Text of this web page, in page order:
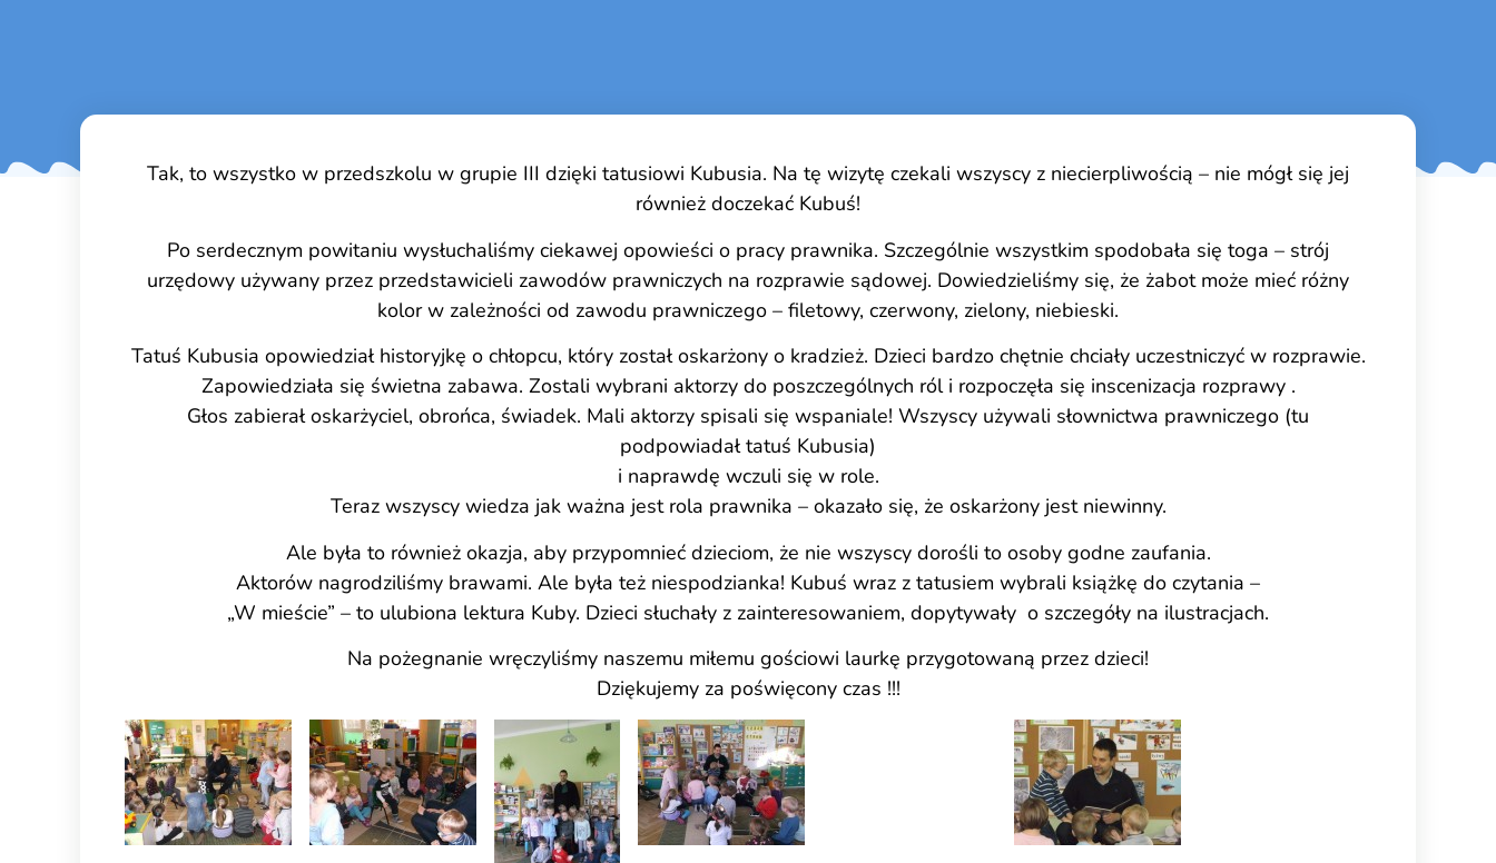
Tak, to wszystko w przedszkolu w grupie III dzięki tatusiowi Kubusia. Na tę wizytę czekali wszyscy z niecierpliwością – nie mógł się jej
również doczekać Kubuś!
Po serdecznym powitaniu wysłuchaliśmy ciekawej opowieści o pracy prawnika. Szczególnie wszystkim spodobała się toga – strój
urzędowy używany przez przedstawicieli zawodów prawniczych na rozprawie sądowej. Dowiedzieliśmy się, że żabot może mieć różny
kolor w zależności od zawodu prawniczego – filetowy, czerwony, zielony, niebieski.
Tatuś Kubusia opowiedział historyjkę o chłopcu, który został oskarżony o kradzież. Dzieci bardzo chętnie chciały uczestniczyć w rozprawie.
Zapowiedziała się świetna zabawa. Zostali wybrani aktorzy do poszczególnych ról i rozpoczęła się inscenizacja rozprawy .
Głos zabierał oskarżyciel, obrońca, świadek. Mali aktorzy spisali się wspaniale! Wszyscy używali słownictwa prawniczego (tu
podpowiadał tatuś Kubusia)
i naprawdę wczuli się w role.
Teraz wszyscy wiedza jak ważna jest rola prawnika – okazało się, że oskarżony jest niewinny.
Ale była to również okazja, aby przypomnieć dzieciom, że nie wszyscy dorośli to osoby godne zaufania.
Aktorów nagrodziliśmy brawami. Ale była też niespodzianka! Kubuś wraz z tatusiem wybrali książkę do czytania –
„W mieście” – to ulubiona lektura Kuby. Dzieci słuchały z zainteresowaniem, dopytywały o szczegóły na ilustracjach.
Na pożegnanie wręczyliśmy naszemu miłemu gościowi laurkę przygotowaną przez dzieci!
Dziękujemy za poświęcony czas !!!